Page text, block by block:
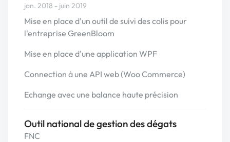
jan. 2018 - juin 2019
Mise en place d'un outil de suivi des colis pour
l'entreprise GreenBloom
Mise en place d'une application WPF
Connection à une API web (Woo Commerce)
Echange avec une balance haute précision
Outil national de gestion des dégats
FNC